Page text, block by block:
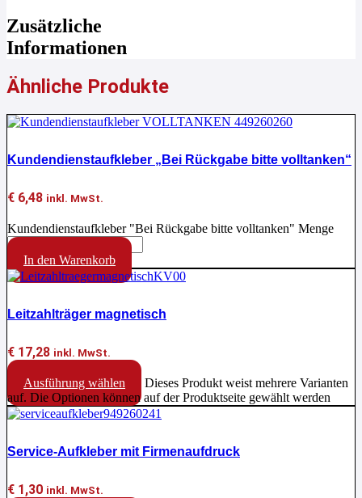
Zusätzliche
Informationen
Ähnliche Produkte
Kundendienstaufkleber „Bei Rückgabe bitte volltanken“
€ 6,48 inkl. MwSt.
Kundendienstaufkleber "Bei Rückgabe bitte volltanken" Menge
In den Warenkorb
Leitzahlträger magnetisch
€ 17,28 inkl. MwSt.
Ausführung wählen
Dieses Produkt weist mehrere Varianten
auf. Die Optionen können auf der Produktseite gewählt werden
Service-Aufkleber mit Firmenaufdruck
€ 1,30 inkl. MwSt.